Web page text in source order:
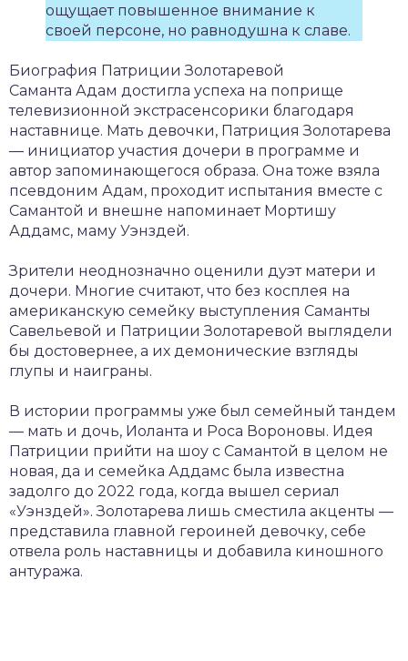
ощущает повышенное внимание к
своей персоне, но равнодушна к славе.
Биография Патриции Золотаревой
Саманта Адам достигла успеха на поприще
телевизионной экстрасенсорики благодаря
наставнице. Мать девочки, Патриция Золотарева
— инициатор участия дочери в программе и
автор запоминающегося образа. Она тоже взяла
псевдоним Адам, проходит испытания вместе с
Самантой и внешне напоминает Мортишу
Аддамс, маму Уэнздей.
Зрители неоднозначно оценили дуэт матери и
дочери. Многие считают, что без косплея на
американскую семейку выступления Саманты
Савельевой и Патриции Золотаревой выглядели
бы достовернее, а их демонические взгляды
глупы и наиграны.
В истории программы уже был семейный тандем
— мать и дочь, Иоланта и Роса Вороновы. Идея
Патриции прийти на шоу с Самантой в целом не
новая, да и семейка Аддамс была известна
задолго до 2022 года, когда вышел сериал
«Уэнздей». Золотарева лишь сместила акценты —
представила главной героиней девочку, себе
отвела роль наставницы и добавила киношного
антуража.